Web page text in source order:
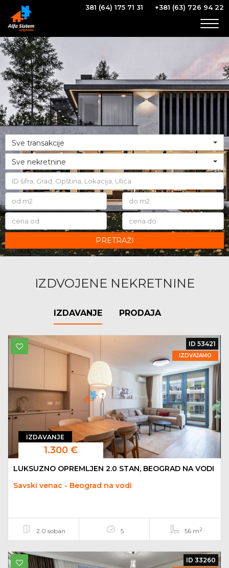
381 (64) 175 71 31 +381 (63) 726 94 22
Sve transakcije
Sve nekretnine
PRETRAŽI
IZDVOJENE NEKRETNINE
IZDAVANJE PRODAJA
IZDAVANJE
1.300 €
ID 53421
IZDVAJAMO
LUKSUZNO OPREMLJEN 2.0 STAN, BEOGRAD NA VODI
Savski venac - Beograd na vodi
2.0 soban 5 56 m2
ID 33260